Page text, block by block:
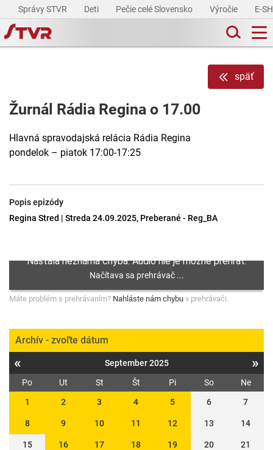
Správy STVR Deti Pečie celé Slovensko Výročie E-
späť
Žurnál Rádia Regina o 17.00
Hlavná spravodajská relácia Rádia Regina
pondelok – piatok 17:00-17:25
Popis epizódy
Regina Stred | Streda 24.09.2025, Preberané - Reg_BA
Máte problém s prehrávaním? Nahláste nám chybu v prehrávači.
Archív - zvoľte dátum
« September 2025 »
Po Ut St Št Pi So
Ne
1
2 3 4 5 6 7
8 9 10 11 12 13 14
15 16 17 18 19 20 21